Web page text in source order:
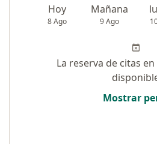
Hoy
8 Ago
Mañana
9 Ago
La reserva de citas
Mostrar